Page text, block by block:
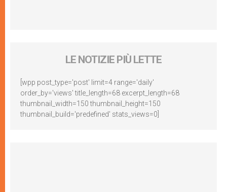
LE NOTIZIE PIÙ LETTE
[wpp post_type='post' limit=4 range='daily'
order_by='views' title_length=68 excerpt_length=68
thumbnail_width=150 thumbnail_height=150
thumbnail_build='predefined' stats_views=0]